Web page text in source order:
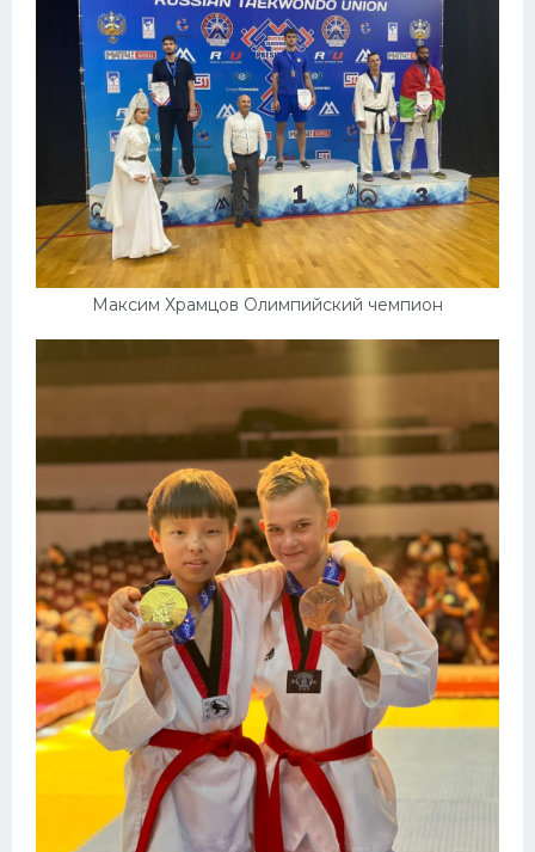
Максим Храмцов Олимпийский чемпион